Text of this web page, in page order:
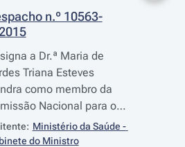
n.º 10563-
a Dr.ª Maria de
Triana Esteves
como membro da
Nacional para os
de Referência, em
do Dr. Emanuel
Ministério da Saúde -
do Ministro